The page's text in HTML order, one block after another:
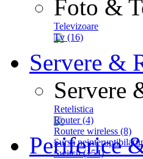
Foto &
Televizoare
Tv (16)
Servere &
Servere
Retelistica
Router (4)
Routere wireless (8)
Sursa
Switch (154)
Periferice